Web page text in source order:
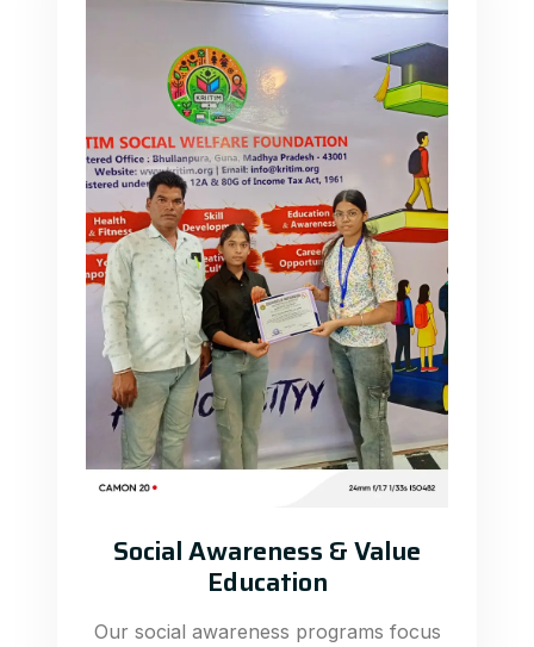
Social Awareness & Value
Education
Our social awareness programs focus